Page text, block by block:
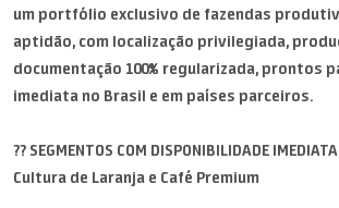
um portfólio exclusivo de fazendas
aptidão, com localização privilegiada,
documentação 100% regularizada, prontos
imediata no Brasil e em países parceiros.
?? SEGMENTOS COM DISPONIBILIDADE IMEDIATA
Cultura de Laranja e Café Premium